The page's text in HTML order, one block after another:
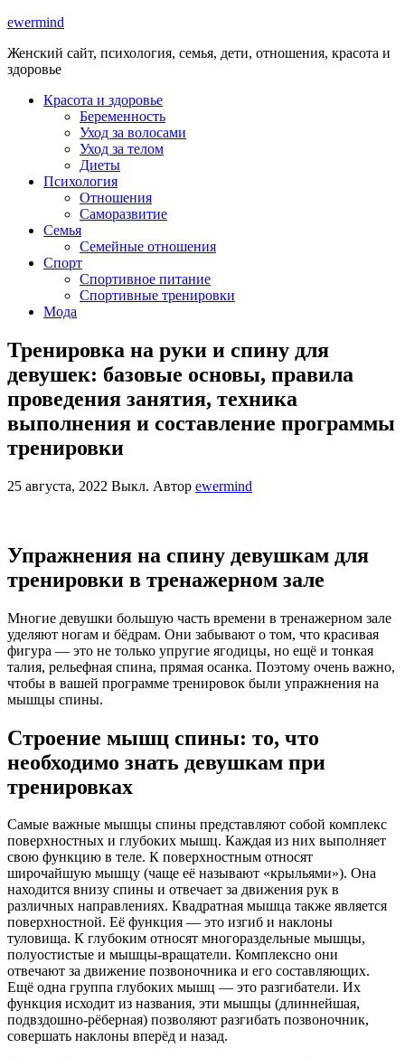
ewermind
Женский сайт, психология, семья, дети, отношения, красота и
здоровье
Красота и здоровье
Беременность
Уход за волосами
Уход за телом
Диеты
Психология
Отношения
Саморазвитие
Семья
Семейные отношения
Спорт
Спортивное питание
Спортивные тренировки
Мода
Тренировка на руки и спину для
девушек: базовые основы, правила
проведения занятия, техника
выполнения и составление программы
тренировки
25 августа, 2022 Выкл. Автор ewermind
Упражнения на спину девушкам для
тренировки в тренажерном зале
Многие девушки большую часть времени в тренажерном зале
уделяют ногам и бёдрам. Они забывают о том, что красивая
фигура — это не только упругие ягодицы, но ещё и тонкая
талия, рельефная спина, прямая осанка. Поэтому очень важно,
чтобы в вашей программе тренировок были упражнения на
мышцы спины.
Строение мышц спины: то, что
необходимо знать девушкам при
тренировках
Самые важные мышцы спины представляют собой комплекс
поверхностных и глубоких мышц. Каждая из них выполняет
свою функцию в теле. К поверхностным относят
широчайшую мышцу (чаще её называют «крыльями»). Она
находится внизу спины и отвечает за движения рук в
различных направлениях. Квадратная мышца также является
поверхностной. Её функция — это изгиб и наклоны
туловища. К глубоким относят многораздельные мышцы,
полуостистые и мышцы-вращатели. Комплексно они
отвечают за движение позвоночника и его составляющих.
Ещё одна группа глубоких мышц — это разгибатели. Их
функция исходит из названия, эти мышцы (длиннейшая,
подвздошно-рёберная) позволяют разгибать позвоночник,
совершать наклоны вперёд и назад.